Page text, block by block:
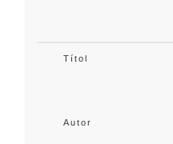
Títol
Autor